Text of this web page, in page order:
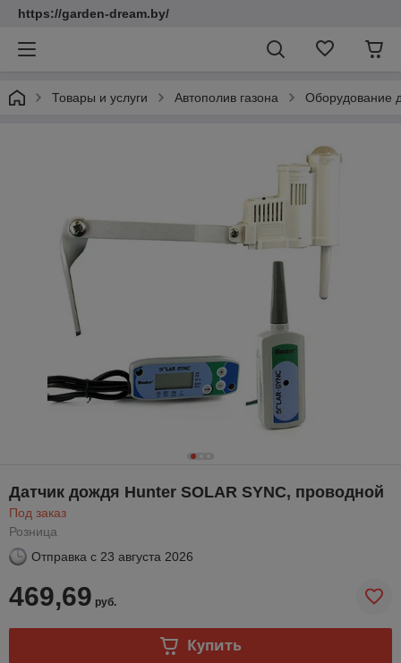
https://garden-dream.by/
Товары и услуги Автополив газона Оборудование
Датчик дождя Hunter SOLAR SYNC, проводной
Под заказ
Розница
Отправка с 23 августа 2026
469,69 руб.
Купить